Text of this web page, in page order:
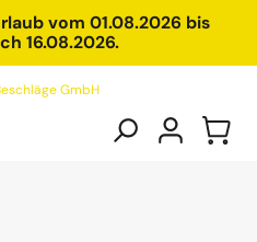
vom 01.08.2026 bis
16.08.2026.